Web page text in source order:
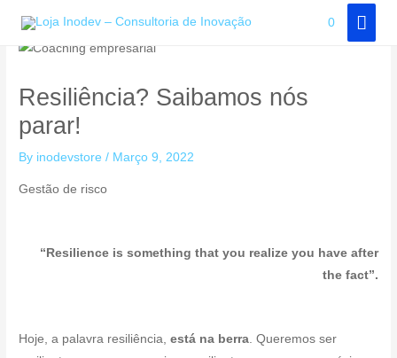
content
0
Resiliência? Saibamos nós
parar!
By inodevstore/ Março 9, 2022
Gestão de risco
“Resilience is something that you realize you have after
the fact”.
Hoje, a palavra resiliência,está na berra . Queremos ser